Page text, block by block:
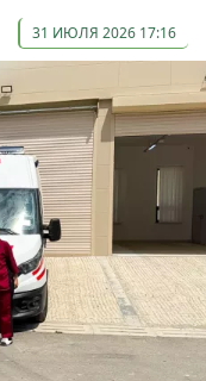
31 ИЮЛЯ 2026 17:16